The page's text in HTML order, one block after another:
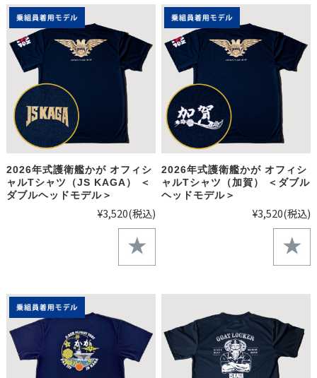
2026年式護衛艦かが オフィシ
ャルTシャツ（JS KAGA） ＜
ダブルヘッドモデル＞
¥3,520(税込)
2026年式護衛艦かが オフィシ
ャルTシャツ（加賀） ＜ダブル
ヘッドモデル＞
¥3,520(税込)